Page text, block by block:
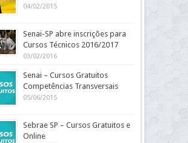
04/02/2015
Senai-SP abre inscrições para
Cursos Técnicos 2016/2017
03/02/2016
Senai – Cursos Gratuitos
Competências Transversais
05/06/2015
Sebrae SP – Cursos Gratuitos e
Online